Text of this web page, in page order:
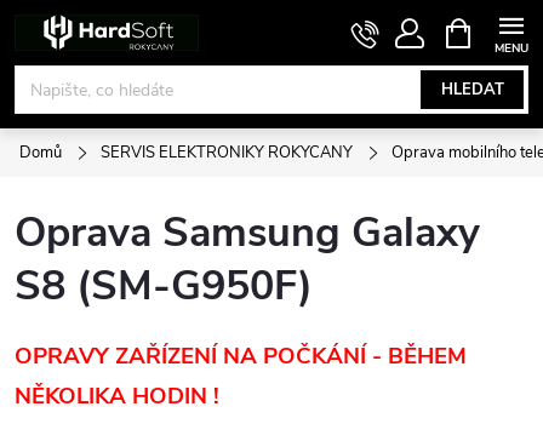
obsah
HLEDAT
NÁKUPNÍ
KOŠÍK
Domů SERVIS ELEKTRONIKY ROKYCANY Oprava mobilního
Oprava Samsung Galaxy
S8 (SM-G950F)
OPRAVY ZAŘÍZENÍ NA POČKÁNÍ - BĚHEM
NĚKOLIKA HODIN !